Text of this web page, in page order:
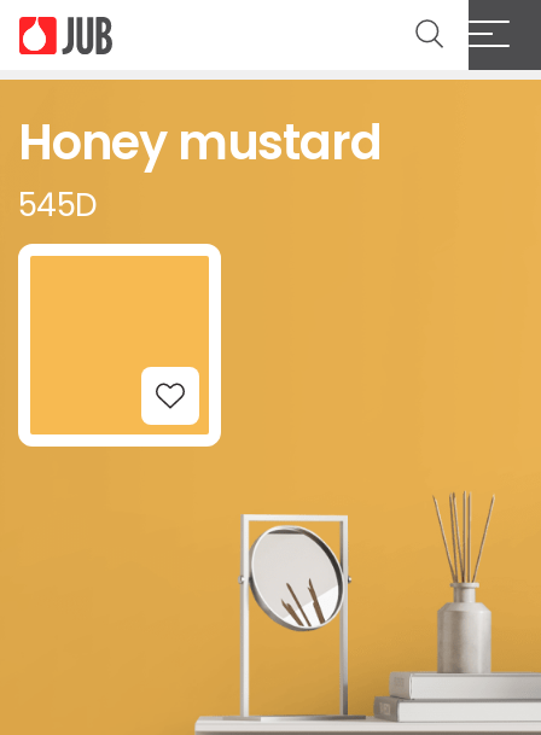
Honey mustard
545D
Add to Wishlist